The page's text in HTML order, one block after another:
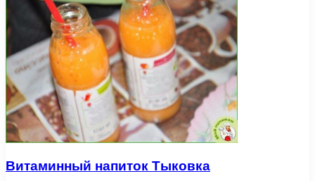
Витаминный напиток Тыковка